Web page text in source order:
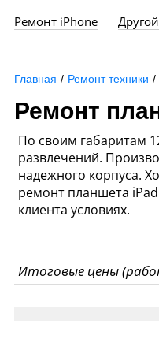
Ремонт iPhone
Главная / Ремонт техники /
Ремонт
По своим габаритам
развлечений.
надежного корпуса.
ремонт планшета
клиента условиях.
Итоговые цены